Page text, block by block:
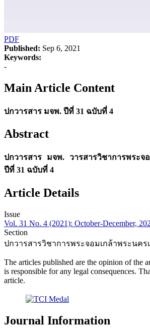
PDF
Published: Sep 6, 2021
Keywords:
-
Main Article Content
ปกวารสาร มจพ. ปีที่ 31 ฉบับที่ 4
Abstract
ปกวารสาร มจพ. วารสารวิชาการพระจ
ปีที่ 31 ฉบับที่ 4
Article Details
Issue
Vol. 31 No. 4 (2021): October-December,
Section
ปกวารสารวิชาการพระจอมเกล้าพระนคร
The articles published are the opinion of the
is responsible for any legal consequences.
article.
Journal Information